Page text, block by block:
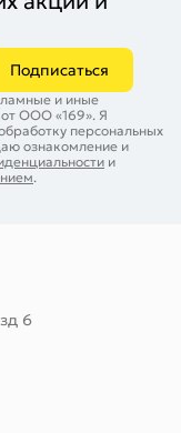
Подписаться
и иные
ООО «169». Я
персональных
ознакомление и
и
.
6